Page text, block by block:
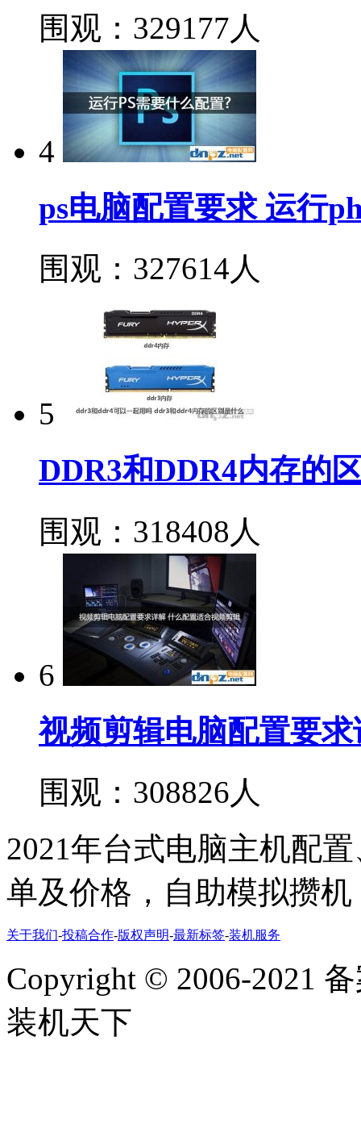
围观：329177人
4
ps电脑配置要求 运行
围观：327614人
5
DDR3和DDR4内存的
围观：318408人
6
视频剪辑电脑配置要
围观：308826人
2021年台式电脑主机配
单及价格，自助模拟攒机
关于我们-投稿合作-版权声明-最新标签-装机服务
Copyright © 2006-2021
装机天下